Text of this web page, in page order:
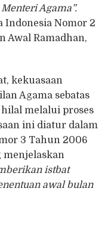
Agama”.
Indonesia Nomor 2
Awal Ramadhan,
kekuasaan
Agama sebatas
melalui proses
ini diatur dalam
3 Tahun 2006
menjelaskan
istbat
awal bulan